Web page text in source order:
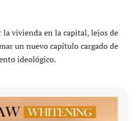
vivienda en la capital, lejos de
un nuevo capítulo cargado de
ideológico.